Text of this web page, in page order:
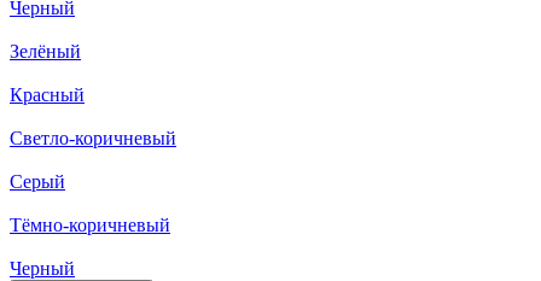
Черный
Зелёный
Красный
Светло-коричневый
Серый
Тёмно-коричневый
Черный